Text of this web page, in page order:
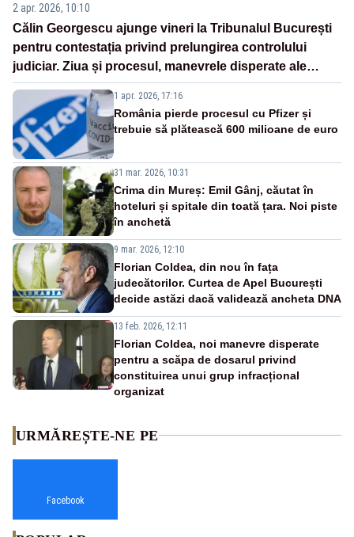
2 apr. 2026, 10:10
Călin Georgescu ajunge vineri la Tribunalul București
pentru contestația privind prelungirea controlului
judiciar. Ziua și procesul, manevrele disperate ale
Sistemului
1 apr. 2026, 17:16
România pierde procesul cu Pfizer și
trebuie să plătească 600 milioane de euro
31 mar. 2026, 10:31
Crima din Mureș: Emil Gânj, căutat în
hoteluri și spitale din toată țara. Noi piste
în anchetă
9 mar. 2026, 12:10
Florian Coldea, din nou în fața
judecătorilor. Curtea de Apel București
decide astăzi dacă validează ancheta DNA
13 feb. 2026, 12:11
Florian Coldea, noi manevre disperate
pentru a scăpa de dosarul privind
constituirea unui grup infracțional
organizat
URMĂREȘTE-NE PE
Facebook